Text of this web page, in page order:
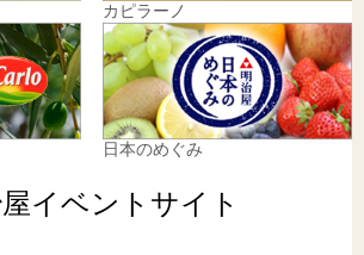
カピラーノ
日本のめぐみ
イベントサイト